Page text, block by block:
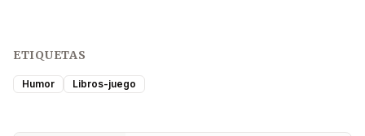
ETIQUETAS
Humor Libros-juego